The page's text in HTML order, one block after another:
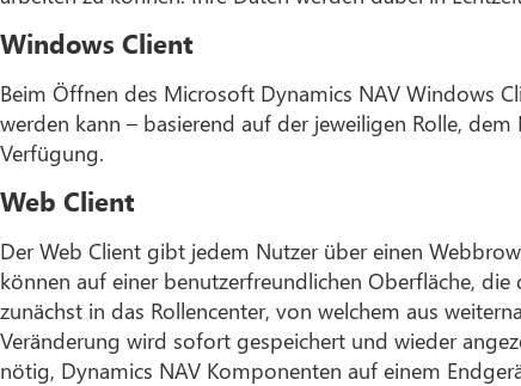
Windows Client
Beim Öffnen des Microsoft Dynamics NAV Windows
werden kann – basierend auf der jeweiligen Rolle,
Verfügung.
Web Client
Der Web Client gibt jedem Nutzer über einen
können auf einer benutzerfreundlichen Oberfläche,
zunächst in das Rollencenter, von welchem aus
Veränderung wird sofort gespeichert und wieder
nötig, Dynamics NAV Komponenten auf einem